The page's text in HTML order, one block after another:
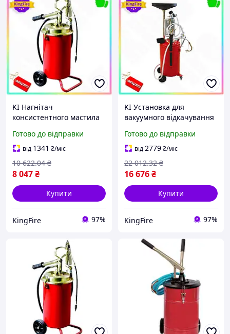
KI Нагнітач
консистентного мастила
для автосервісів та
майстерень змащувальне
обладнання FIR41_R
Готово до відправки
від 1341 ₴/міс
8 047₴
10 622.04 ₴
Купити
KingFire 97%
KI Установка для
вакуумного відкачування
мірною колбою 90л для
автосервісів та автолюби
FIR41_R
Готово до відправки
від2779₴/міс
16 676₴
22 012.32 ₴
Купити
KingFire 97%